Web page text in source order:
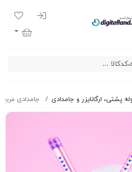
ورود به
لیست
سبد خرید
پشتی، ارگانایزر و جامدادی جامدادی